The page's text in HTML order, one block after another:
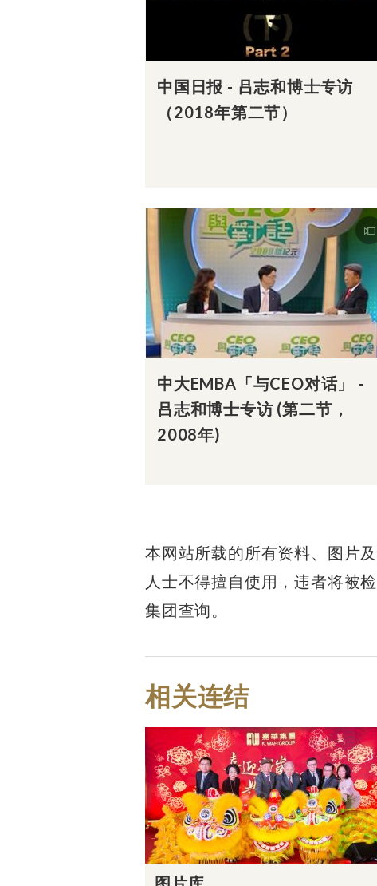
中国日报 - 吕志和博士专访
（2018年第二节）
中大EMBA「与CEO对话」 -
吕志和博士专访 (第二节，
2008年)
本网站所载的所有资料、图片
人士不得擅自使用，违者将被
集团查询。
相关连结